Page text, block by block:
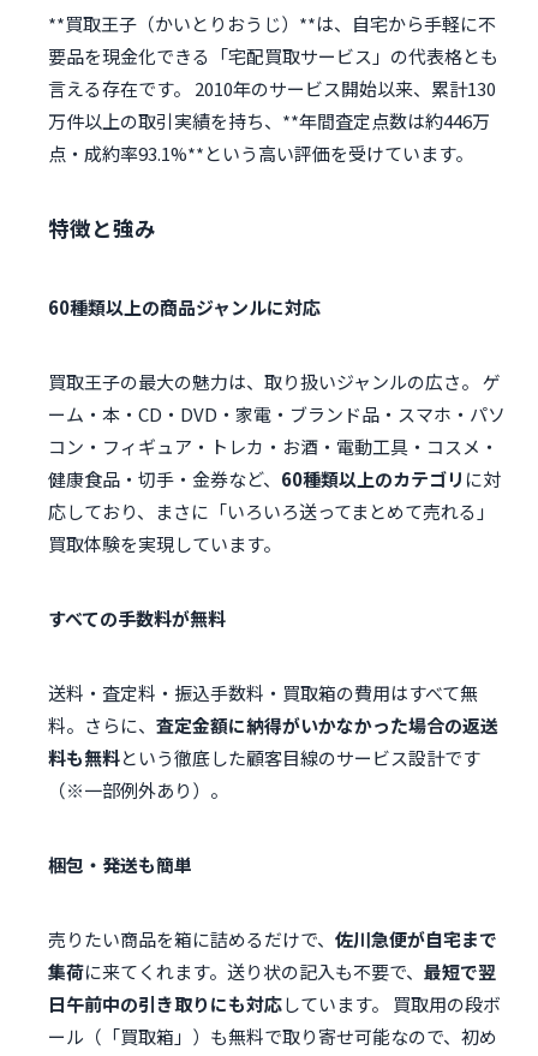
**買取王子（かいとりおうじ）**は、自宅から手軽に不
要品を現金化できる「宅配買取サービス」の代表格とも
言える存在です。 2010年のサービス開始以来、累計130
万件以上の取引実績を持ち、**年間査定点数は約446万
点・成約率93.1%**という高い評価を受けています。
特徴と強み
60種類以上の商品ジャンルに対応
買取王子の最大の魅力は、取り扱いジャンルの広さ。 ゲ
ーム・本・CD・DVD・家電・ブランド品・スマホ・パソ
コン・フィギュア・トレカ・お酒・電動工具・コスメ・
健康食品・切手・金券など、 60種類以上のカテゴリ に対
応しており、まさに「いろいろ送ってまとめて売れる」
買取体験を実現しています。
すべての手数料が無料
送料・査定料・振込手数料・買取箱の費用はすべて無
料。さらに、 査定金額に納得がいかなかった場合の返送
料も無料という徹底した顧客目線のサービス設計です
（※一部例外あり）。
梱包・発送も簡単
売りたい商品を箱に詰めるだけで、 佐川急便が自宅まで
集荷に来てくれます。送り状の記入も不要で、 最短で翌
日午前中の引き取りにも対応しています。 買取用の段ボ
ール（「買取箱」）も無料で取り寄せ可能なので、初め